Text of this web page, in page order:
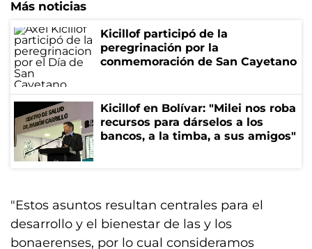
Más noticias
Kicillof participó de la
peregrinación por la
conmemoración de San Cayetano
Kicillof en Bolívar: "Milei nos roba
recursos para dárselos a los
bancos, a la timba, a sus amigos"
"Estos asuntos resultan centrales para el
desarrollo y el bienestar de las y los
bonaerenses, por lo cual consideramos